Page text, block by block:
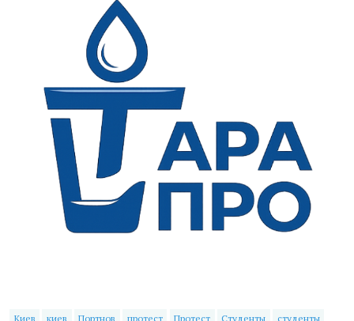
Киев киев Портнов протест Протест Студенты студенты